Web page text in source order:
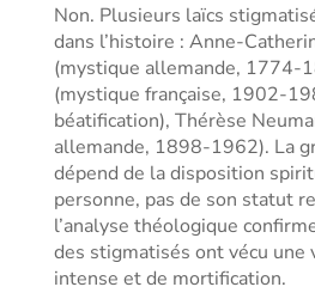
Non. Plusieurs laïcs
dans l’histoire : Anne-
(mystique allemande, 1774-
(mystique française, 1902-
béatification), Thérèse
allemande, 1898-1962). La
dépend de la disposition
personne, pas de son statut
l’analyse théologique
des stigmatisés ont vécu une
intense et de mortification.